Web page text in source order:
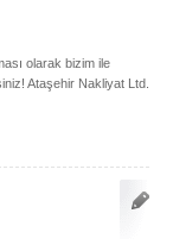
olarak bizim ile
Ataşehir Nakliyat Ltd.